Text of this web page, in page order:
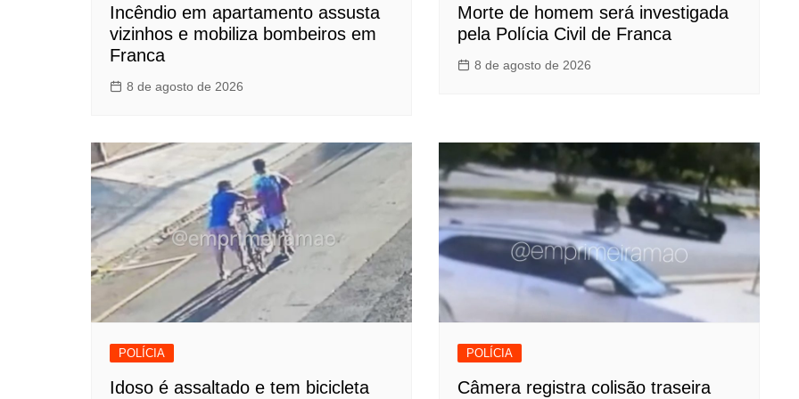
Incêndio em apartamento assusta
vizinhos e mobiliza bombeiros em
Franca
8 de agosto de 2026
Morte de homem será investigada
pela Polícia Civil de Franca
8 de agosto de 2026
POLÍCIA
Idoso é assaltado e tem bicicleta
POLÍCIA
Câmera registra colisão traseira